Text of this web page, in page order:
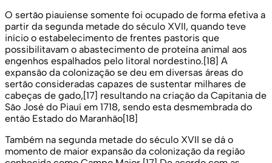
O sertão piauiense somente foi ocupado de forma efetiva a
partir da segunda metade do século XVII, quando teve
início o estabelecimento de frentes pastoris que
possibilitavam o abastecimento de proteína animal aos
engenhos espalhados pelo litoral nordestino.[18] A
expansão da colonização se deu em diversas áreas do
sertão consideradas capazes de sustentar milhares de
cabeças de gado,[17] resultando na criação da Capitania de
São José do Piauí em 1718, sendo esta desmembrada do
então Estado do Maranhão[18]
Também na segunda metade do século XVII se dá o
momento de maior expansão da colonização da região